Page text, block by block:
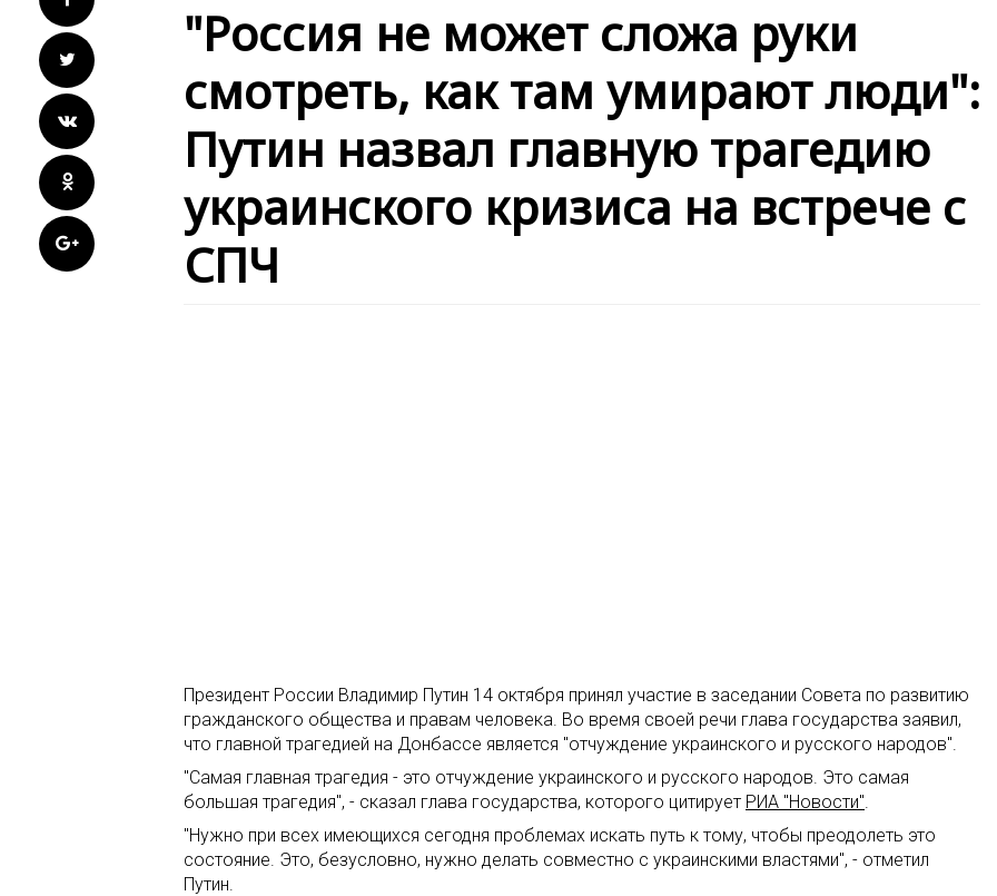
"Россия не может сложа руки
смотреть, как там умирают люди":
Путин назвал главную трагедию
украинского кризиса на встрече с
СПЧ
Президент России Владимир Путин 14 октября принял участие в заседании Совета по развитию
гражданского общества и правам человека. Во время своей речи глава государства заявил,
что главной трагедией на Донбассе является "отчуждение украинского и русского народов".
"Самая главная трагедия - это отчуждение украинского и русского народов. Это самая
большая трагедия", - сказал глава государства, которого цитирует РИА "Новости".
"Нужно при всех имеющихся сегодня проблемах искать путь к тому, чтобы преодолеть это
состояние. Это, безусловно, нужно делать совместно с украинскими властями", - отметил
Путин.